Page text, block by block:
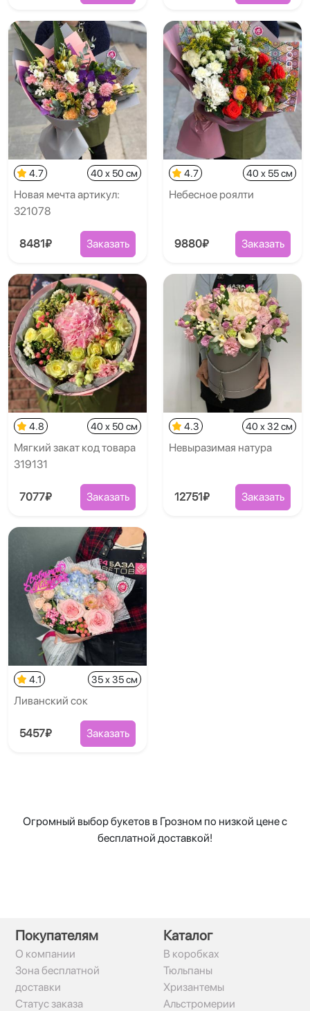
4.7 40 x 50 см
Новая мечта артикул:
321078
8481₽ Заказать
4.7 40 x 55 см
Небесное роялти
9880₽ Заказать
4.8 40 x 50 см
Мягкий закат код товара
319131
7077₽ Заказать
4.3 40 x 32 см
Невыразимая натура
12751₽ Заказать
4.1 35 x 35 см
Ливанский сок
5457₽ Заказать
Огромный выбор букетов в Грозном по низкой цене с
бесплатной доставкой!
Покупателям
О компании
Зона бесплатной
доставки
Статус заказа
Каталог
В коробках
Тюльпаны
Хризантемы
Альстромерии